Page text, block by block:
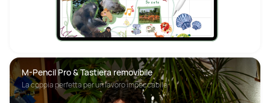
M-Pencil Pro & Tastiera removibile
La coppia perfetta per un lavoro impeccabile